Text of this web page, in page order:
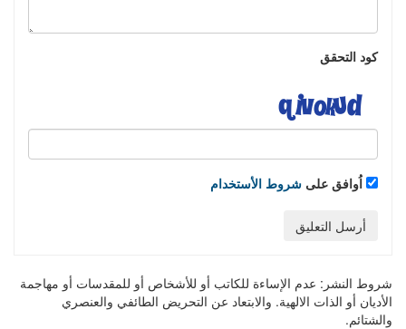
كود التحقق
اُوافق على شروط الأستخدام
أرسل التعليق
شروط النشر: عدم الإساءة للكاتب أو للأشخاص أو للمقدسات أو مهاجمة
الأديان أو الذات الالهية. والابتعاد عن التحريض الطائفي والعنصري
والشتائم.